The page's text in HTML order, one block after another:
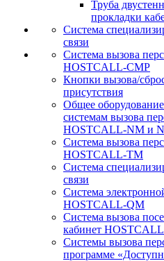
Труба
прокладки
Система
связи
Cистема вызова
HOSTCALL-CMP
Кнопки вызова/
присутствия
Общее
системам вызова
HOSTCALL-NM и
Система вызова
HOSTCALL-TM
Система
связи
Система
HOSTCALL-QM
Cистема вызова
кабинет
Системы вызова
программе